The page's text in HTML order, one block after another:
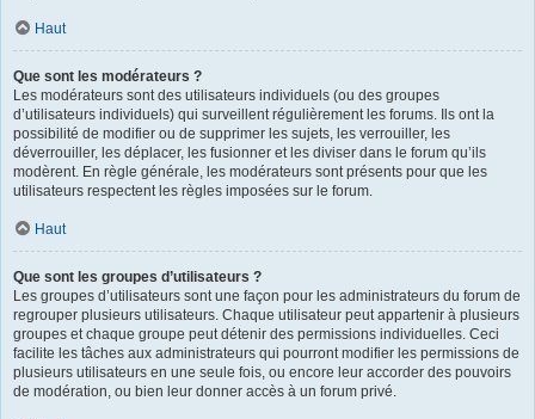
Haut
Que sont les modérateurs ?
Les modérateurs sont des utilisateurs individuels (ou des groupes
d’utilisateurs individuels) qui surveillent régulièrement les forums. Ils ont la
possibilité de modifier ou de supprimer les sujets, les verrouiller, les
déverrouiller, les déplacer, les fusionner et les diviser dans le forum qu’ils
modèrent. En règle générale, les modérateurs sont présents pour que les
utilisateurs respectent les règles imposées sur le forum.
Haut
Que sont les groupes d’utilisateurs ?
Les groupes d’utilisateurs sont une façon pour les administrateurs du forum de
regrouper plusieurs utilisateurs. Chaque utilisateur peut appartenir à plusieurs
groupes et chaque groupe peut détenir des permissions individuelles. Ceci
facilite les tâches aux administrateurs qui pourront modifier les permissions de
plusieurs utilisateurs en une seule fois, ou encore leur accorder des pouvoirs
de modération, ou bien leur donner accès à un forum privé.